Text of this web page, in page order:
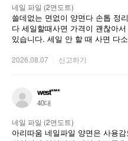
네일 파일 (2면도트)
쓸데없는 면없이 양면다 손톱 정
다 세일할때사면 가격이 괜찮아
있습니다. 세일 안 할 때 사면 다
2026.08.07 신고하기
west****
40대
네일 파일 (2면도트)
아리따움 네일파일 양면은 사용